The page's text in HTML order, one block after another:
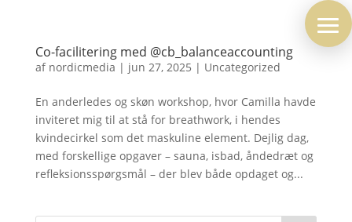
Co-facilitering med @cb_balanceaccounting
af nordicmedia | jun 27, 2025 | Uncategorized
En anderledes og skøn workshop, hvor Camilla havde
inviteret mig til at stå for breathwork, i hendes
kvindecirkel som det maskuline element. Dejlig dag,
med forskellige opgaver – sauna, isbad, åndedræt og
refleksionsspørgsmål – der blev både opdaget og...